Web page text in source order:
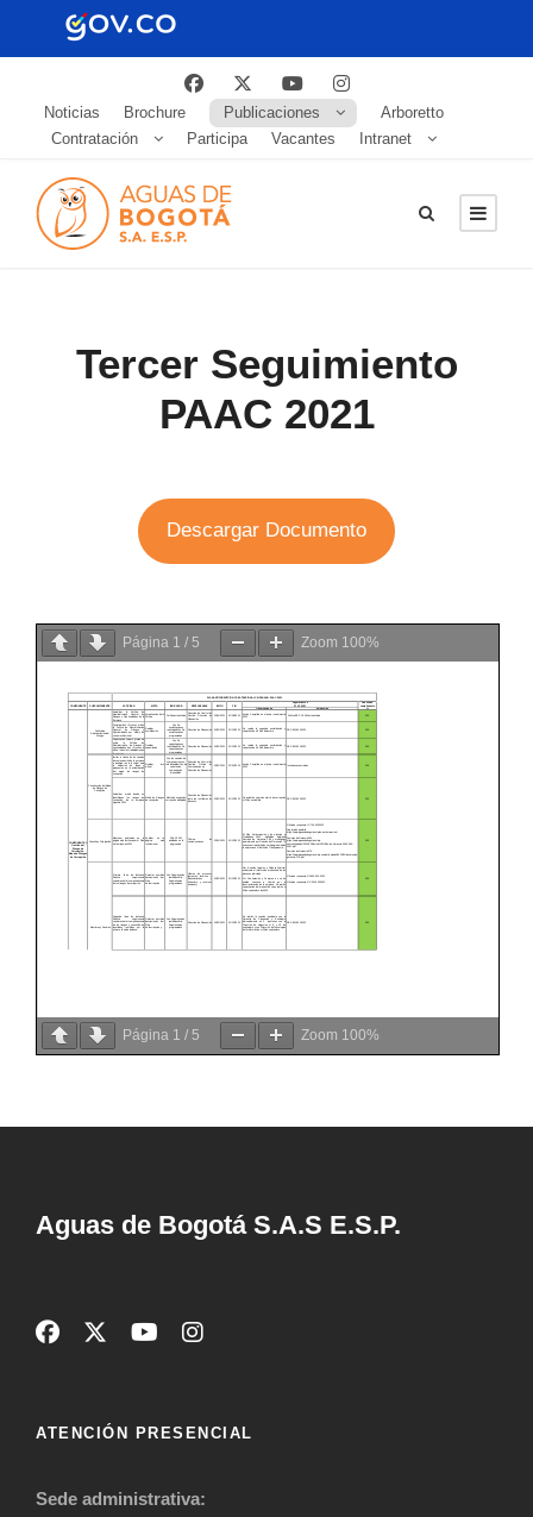
Noticias Brochure Publicaciones
Arboretto
Contratación
Participa Vacantes Intranet
Tercer Seguimiento
PAAC 2021
Descargar Documento
Página 1 / 5 Zoom 100%
Página 1 / 5 Zoom 100%
Aguas de Bogotá S.A.S E.S.P.
ATENCIÓN PRESENCIAL
Sede administrativa: